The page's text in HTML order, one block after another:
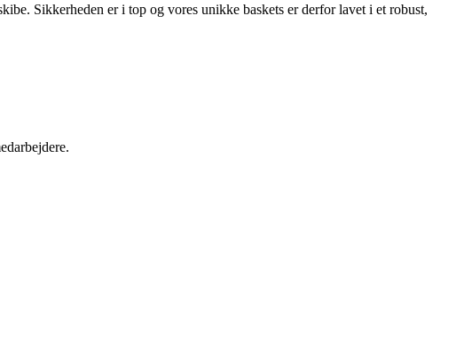
Sikkerheden er i top og vores unikke baskets er derfor lavet i et robust,